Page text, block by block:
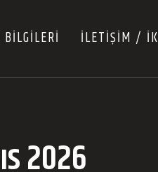
BİLGİLERİ İLETİŞİM / İK
2026